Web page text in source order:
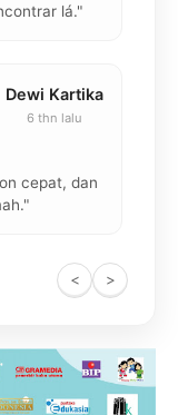
lá."
Dewi Kartika
6 thn lalu
cepat, dan
< >